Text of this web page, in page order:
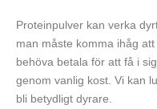
Proteinpulver kan verka
man måste komma ihåg
behöva betala för att få i
genom vanlig kost. Vi kan
bli betydligt dyrare.